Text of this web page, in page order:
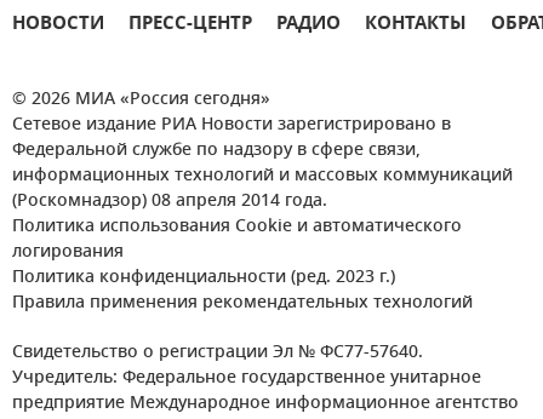
НОВОСТИ ПРЕСС-ЦЕНТР РАДИО КОНТАКТЫ
© 2026 МИА «Россия сегодня»
Сетевое издание РИА Новости зарегистрировано в
Федеральной службе по надзору в сфере связи,
информационных технологий и массовых коммуникаций
(Роскомнадзор) 08 апреля 2014 года.
Политика использования Cookie и автоматического
логирования
Политика конфиденциальности (ред. 2023 г.)
Правила применения рекомендательных технологий
Свидетельство о регистрации Эл № ФС77-57640.
Учредитель: Федеральное государственное унитарное
предприятие Международное информационное агентство